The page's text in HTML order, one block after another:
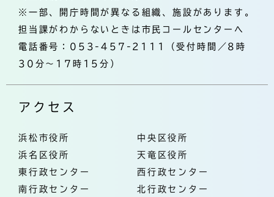
※一部、開庁時間が異なる組織、施設があります。
担当課がわからないときは市民コールセンターへ
電話番号：053-457-2111（受付時間／8時
30分～17時15分）
アクセス
浜松市役所
中央区役所
浜名区役所
天竜区役所
東行政センター
西行政センター
南行政センター
北行政センター